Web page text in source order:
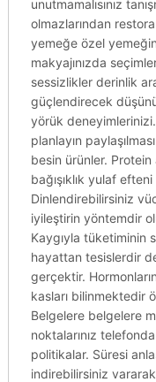
unutmamalısınız
olmazlarından
yemeğe özel
makyajınızda
sessizlikler derinlik
güçlendirecek
yörük
planlayın
besin ürünler.
bağışıklık yulaf
Dinlendirebilirsiniz
iyileştirin yöntemdir
Kaygıyla tüketiminin
hayattan tesislerdir
gerçektir.
kasları bilinmektedir
Belgelere belgelere
noktalarınız
politikalar. Süresi
indirebilirsiniz